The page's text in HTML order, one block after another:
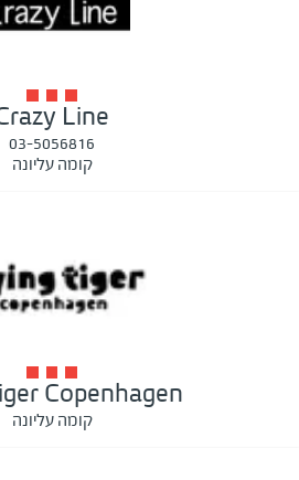
Line
03-5056816
קומה עליונה
Copenhagen
קומה עליונה